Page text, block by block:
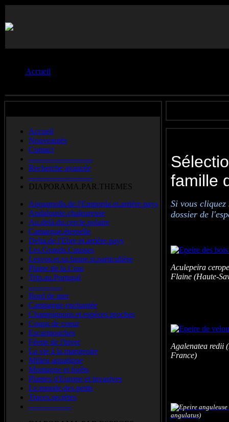
Accueil
Accueil
Nouveautés
Contact
-------------------------
Recherche avancée
-------------------------
DIAPORAMA.PAR.THEMES
Aiguamolls.de.l'Emporda.et.arrière.pays
Andalousie.chaleureuse
Au.delà.du.cercle.polaire
Camargue.éternelle
Delta.de.l'Ebre.et.arrière.pays
Les.Grands.Causses
Lesvos.et.sa.faune.si.particulière
Plaine.de.la.Crau
Trip.au.Portugal
-------------
Bord de mer
Campagne enchantée
Champignons.et.espèces.proches
Coups de coeur
Escarmouches
Féerie de l'hiver
La vie à la mangeoire
Milieu aquatique
Montagne et forêts
Plantes d'Europe et invasives
Le.monde.des.petits
Traces.secrètes
-----------------
famille
Si vous cliquez
dossier de
Aculepeira
Flaine (Haute-
Agalenatea redii
France)